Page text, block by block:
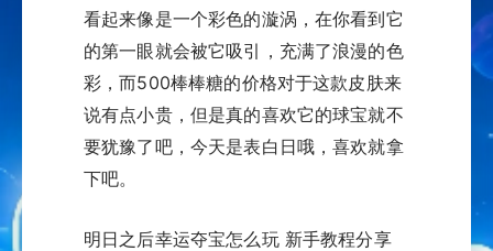
看起来像是一个彩色的漩涡，在你看到它
的第一眼就会被它吸引，充满了浪漫的色
彩，而500棒棒糖的价格对于这款皮肤来
说有点小贵，但是真的喜欢它的球宝就不
要犹豫了吧，今天是表白日哦，喜欢就拿
下吧。
明日之后幸运夺宝怎么玩 新手教程分享